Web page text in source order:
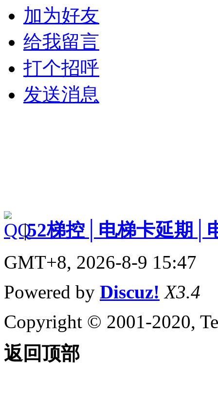
加为好友
给我留言
打个招呼
发送消息
|52梯控│电梯卡延期│
GMT+8, 2026-8-9 15:47
Powered by Discuz! X3.4
Copyright © 2001-2020,
返回顶部